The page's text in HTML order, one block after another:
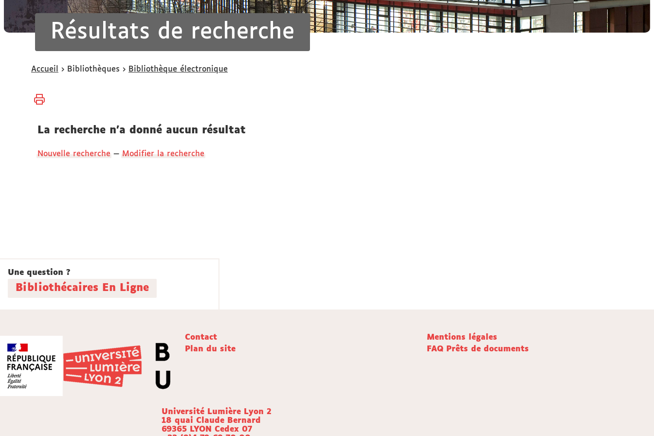
Résultats de recherche
Vous
ici :
Accueil Bibliothèques Bibliothèque électronique
La recherche n'a donné aucun résultat
Nouvelle recherche — Modifier la recherche
Une question ?
Bibliothécaires En Ligne
Contact
Mentions légales
Plan du site
FAQ Prêts de documents
Université Lumière Lyon 2
18 quai Claude Bernard
69365 LYON Cedex 07